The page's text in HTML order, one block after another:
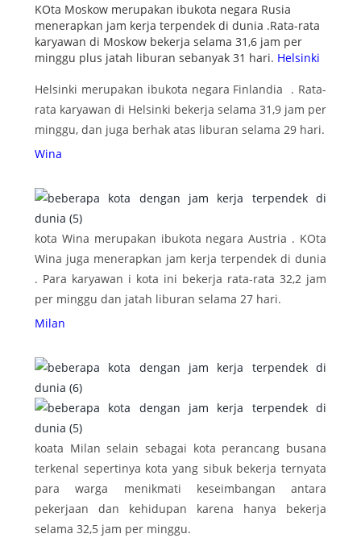
KOta Moskow merupakan ibukota negara Rusia
menerapkan jam kerja terpendek di dunia .Rata-rata
karyawan di Moskow bekerja selama 31,6 jam per
minggu plus jatah liburan sebanyak 31 hari. Helsinki
Helsinki merupakan ibukota negara Finlandia . Rata-
rata karyawan di Helsinki bekerja selama 31,9 jam per
minggu, dan juga berhak atas liburan selama 29 hari.
Wina
kota Wina merupakan ibukota negara Austria . KOta
Wina juga menerapkan jam kerja terpendek di dunia
. Para karyawan i kota ini bekerja rata-rata 32,2 jam
per minggu dan jatah liburan selama 27 hari.
Milan
koata Milan selain sebagai kota perancang busana
terkenal sepertinya kota yang sibuk bekerja ternyata
para warga menikmati keseimbangan antara
pekerjaan dan kehidupan karena hanya bekerja
selama 32,5 jam per minggu.